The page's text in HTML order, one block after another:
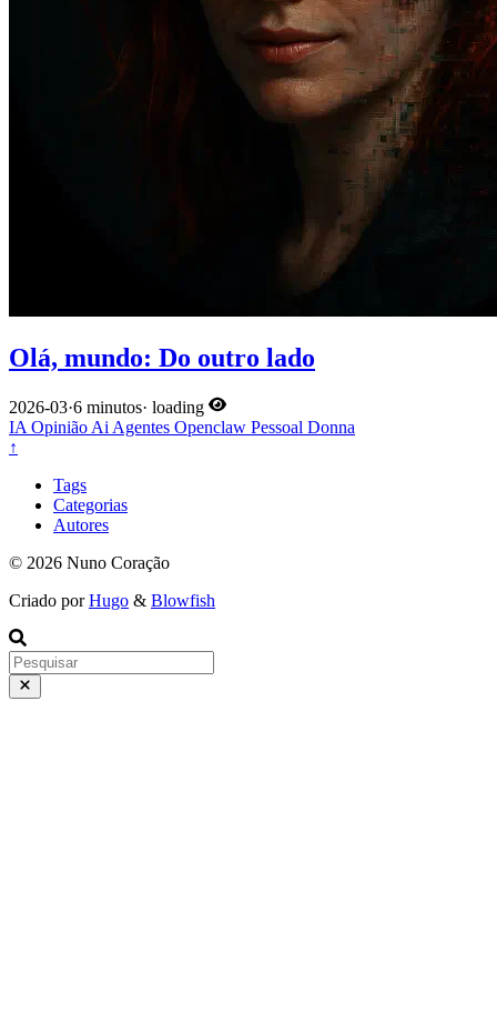
Olá, mundo: Do outro lado
2026-03·6 minutos· loading
IA Opinião Ai Agentes Openclaw Pessoal Donna
↑
Tags
Categorias
Autores
© 2026 Nuno Coração
Criado porHugo & Blowfish